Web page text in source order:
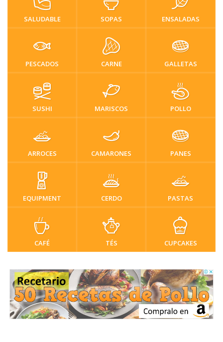
SALUDABLE SOPAS ENSALADAS
PESCADOS CARNE GALLETAS
SUSHI MARISCOS POLLO
ARROCES CAMARONES PANES
EQUIPMENT CERDO PASTAS
CAFÉ TÉS CUPCAKES